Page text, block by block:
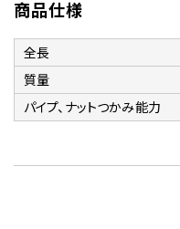
商品仕様
全長
質量
パイプ、ナットつかみ能力